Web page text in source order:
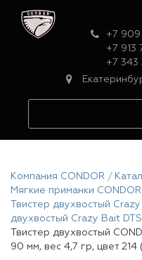
+7
+7 913
+7 343
Компания CONDOR
Мягкие приманки CONDOR
Твистер двухвостый
двухвостый Crazy Bait
Твистер двухвостый
90 мм, вес 4,7 гр, цвет 214